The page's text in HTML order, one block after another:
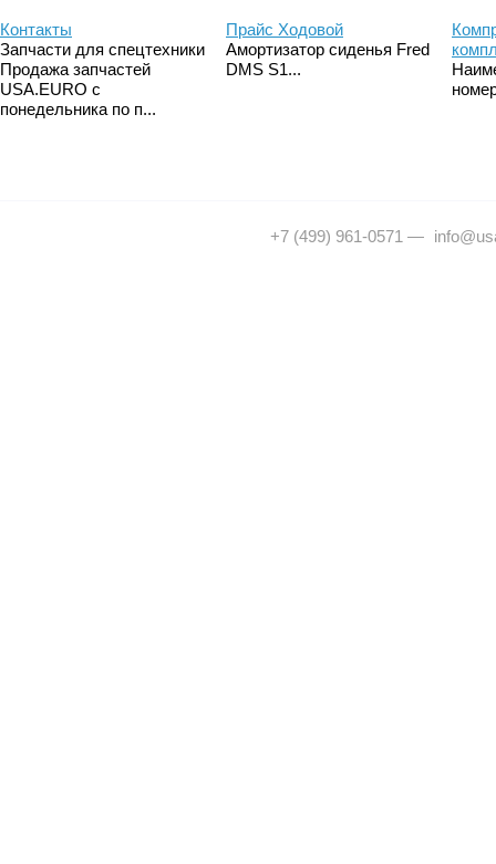
Контакты
Запчасти для спецтехники
Продажа запчастей
USA.EURO с
понедельника по п...
Прайс Ходовой
Амортизатор сиденья Fred
DMS S1...
+7 (499) 961-0571 —